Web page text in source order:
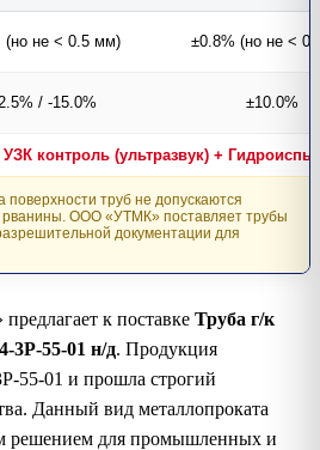
(но не < 0.5 мм) ±0.8% (но не <
/ -15.0% ±10.0%
УЗК контроль (ультразвук) +
поверхности труб не допускаются
ООО «УТМК» поставляет трубы
документации для
к поставке Труба г/к
3Р-55-01 н/д. Продукция
55-01 и прошла строгий
Данный вид металлопроката
решением для промышленных и